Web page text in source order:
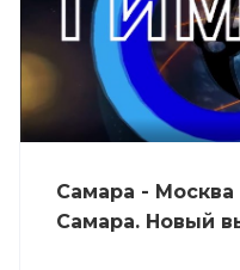
Самара - Москва
Самара. Новый